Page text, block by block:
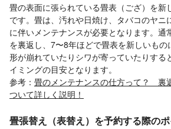
畳の表面に張られている畳表（ござ）を新
です。畳は、汚れや日焼け、タバコのヤニ
に伴いメンテナンスが必要となります。通
を裏返し、7〜8年ほどで畳表を新しいも
形が崩れていたりシワが寄っていたりする
イミングの目安となります。
参考： 畳のメンテナンスの仕方って？ 裏
ついて詳しく説明！
畳張替え（表替え）を予約する際の